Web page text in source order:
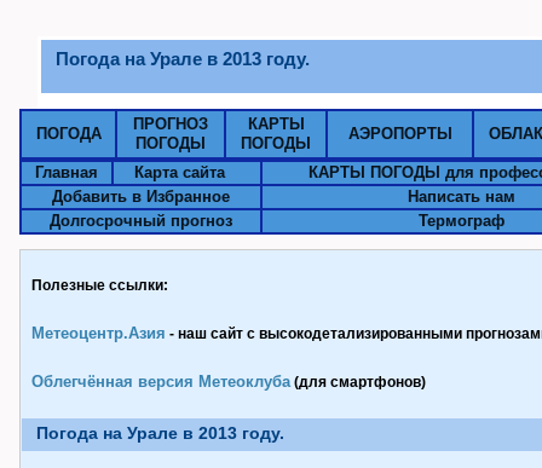
Погода на Урале в 2013 году.
ПОГОДА
ПРОГНОЗ
ПОГОДЫ
КАРТЫ
ПОГОДЫ
АЭРОПОРТЫ
Главная Карта сайта
КАРТЫ ПОГОДЫ для
Добавить в Избранное
Написать нам
Долгосрочный прогноз
Термограф
Полезные ссылки:
Метеоцентр.Азия - наш сайт с высокодетализированными
Облегчённая версия Метеоклуба(для смартфонов)
Погода на Урале в 2013 году.